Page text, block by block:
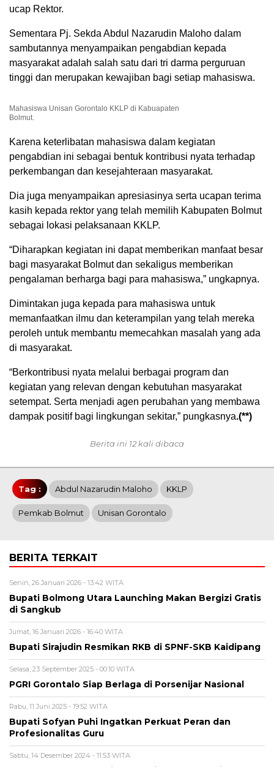
ucap Rektor.
Sementara Pj. Sekda Abdul Nazarudin Maloho dalam
sambutannya menyampaikan pengabdian kepada
masyarakat adalah salah satu dari tri darma perguruan
tinggi dan merupakan kewajiban bagi setiap mahasiswa.
Mahasiswa Unisan Gorontalo KKLP di Kabuapaten
Bolmut.
Karena keterlibatan mahasiswa dalam kegiatan
pengabdian ini sebagai bentuk kontribusi nyata terhadap
perkembangan dan kesejahteraan masyarakat.
Dia juga menyampaikan apresiasinya serta ucapan terima
kasih kepada rektor yang telah memilih Kabupaten Bolmut
sebagai lokasi pelaksanaan KKLP.
“Diharapkan kegiatan ini dapat memberikan manfaat besar
bagi masyarakat Bolmut dan sekaligus memberikan
pengalaman berharga bagi para mahasiswa,” ungkapnya.
Dimintakan juga kepada para mahasiswa untuk
memanfaatkan ilmu dan keterampilan yang telah mereka
peroleh untuk membantu memecahkan masalah yang ada
di masyarakat.
“Berkontribusi nyata melalui berbagai program dan
kegiatan yang relevan dengan kebutuhan masyarakat
setempat. Serta menjadi agen perubahan yang membawa
dampak positif bagi lingkungan sekitar,” pungkasnya.(**)
Berita ini 12 kali dibaca
Tag : Abdul Nazarudin Maloho KKLP
Pemkab Bolmut Unisan Gorontalo
BERITA TERKAIT
Senin, 26 Januari 2026 - 13:42 WITA
Bupati Bolmong Utara Launching Makan Bergizi Gratis
di Sangkub
Jumat, 16 Januari 2026 - 16:40 WITA
Bupati Sirajudin Resmikan RKB di SPNF-SKB Kaidipang
Selasa, 23 September 2025 - 00:10 WITA
PGRI Gorontalo Siap Berlaga di Porsenijar Nasional
Rabu, 11 Juni 2025 - 19:52 WITA
Bupati Sofyan Puhi Ingatkan Perkuat Peran dan
Profesionalitas Guru
Sabtu, 14 Desember 2024 - 11:53 WITA